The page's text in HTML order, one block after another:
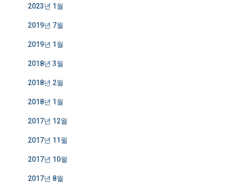
2023년 1월
2019년 7월
2019년 1월
2018년 3월
2018년 2월
2018년 1월
2017년 12월
2017년 11월
2017년 10월
2017년 8월